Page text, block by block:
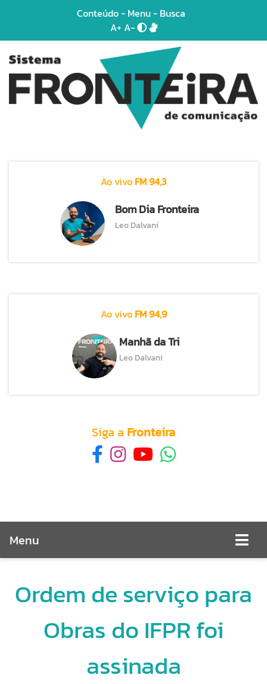
Conteúdo- Menu- Busca
A+ A-
Ao vivo FM 94,3
Bom Dia Fronteira
Leo Dalvani
Ao vivo FM 94,9
Manhã da Tri
Leo Dalvani
Siga a Fronteira
Menu
Ordem de serviço para
Obras do IFPR foi
assinada